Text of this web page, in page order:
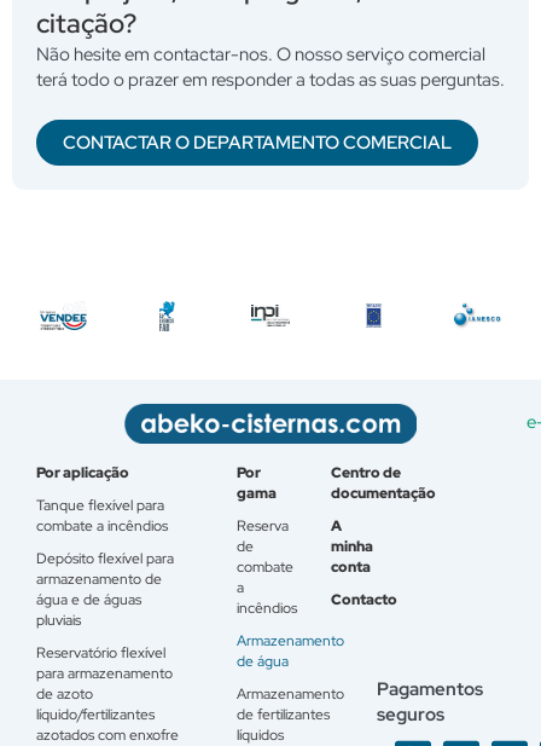
citação?
Não hesite em contactar-nos. O nosso serviço comercial
terá todo o prazer em responder a todas as suas perguntas.
CONTACTAR O DEPARTAMENTO COMERCIAL
Por aplicação
Tanque flexível para
combate a incêndios
Depósito flexível para
armazenamento de
água e de águas
pluviais
Reservatório flexível
para armazenamento
de azoto
líquido/fertilizantes
azotados com enxofre
Por
gama
Reserva
de
combate
a
incêndios
Armazenamento
de água
Armazenamento
de fertilizantes
líquidos
Centro de
documentação
A
minha
conta
Contacto
Pagamentos
seguros